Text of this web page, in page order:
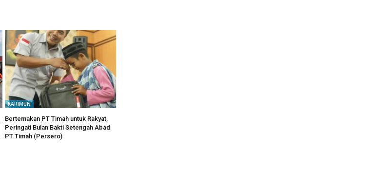
KARIMUN
Bertemakan PT Timah untuk Rakyat,
Peringati Bulan Bakti Setengah Abad
PT Timah (Persero)